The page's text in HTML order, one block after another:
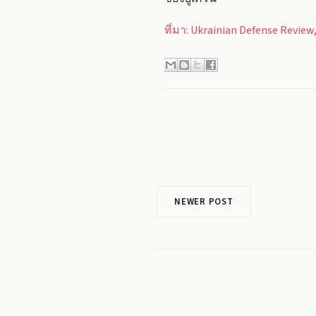
ที่มา: Ukrainian Defense
NEWER POST